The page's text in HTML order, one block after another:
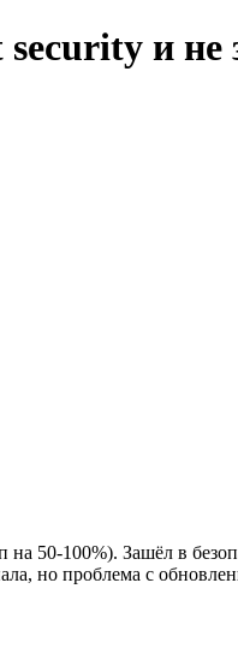
и не
на 50-100%). Зашёл в
но проблема с